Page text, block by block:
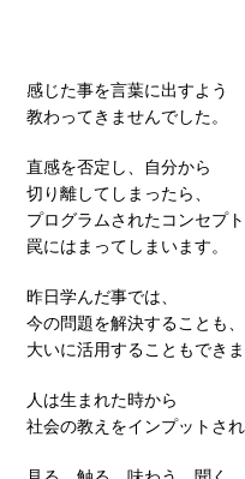
感じた事を言葉に出すよう
教わってきませんでした。
直感を否定し、自分から
切り離してしまったら、
プログラムされたコンセプ
罠にはまってしまいます。
昨日学んだ事では、
今の問題を解決することも
大いに活用することもできま
人は生まれた時から
社会の教えをインプットされ